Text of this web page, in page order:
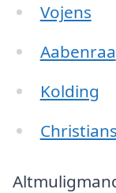
Vojens
Aabenraa
Kolding